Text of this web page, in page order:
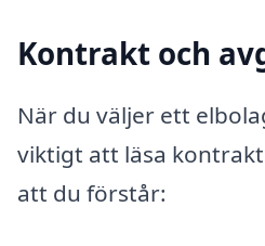
Kontrakt och
När du väljer ett
viktigt att läsa
att du förstår: